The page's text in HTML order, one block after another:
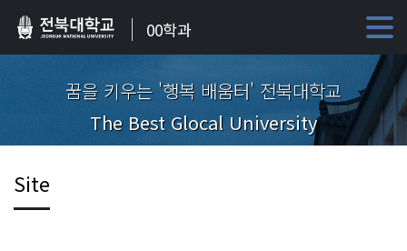
00학과
꿈을 키우는 '행복 배움터' 전북대학교
The Best Glocal University
Site